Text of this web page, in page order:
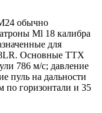
обычно
Ml 18 калибра
для
Основные ТТХ
786 м/с; давление
пуль на дальности
по горизонтали и 35